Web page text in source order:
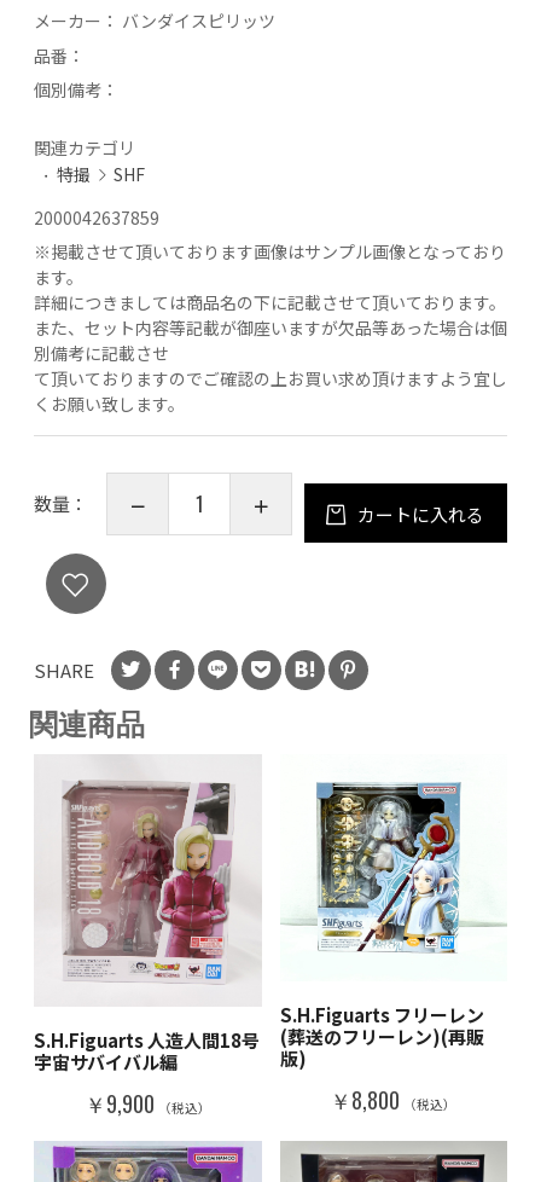
メーカー： バンダイスピリッツ
品番：
個別備考：
関連カテゴリ
特撮
SHF
2000042637859
※掲載させて頂いております画像はサンプル画像となっており
ます。
詳細につきましては商品名の下に記載させて頂いております。
また、セット内容等記載が御座いますが欠品等あった場合は個
別備考に記載させ
て頂いておりますのでご確認の上お買い求め頂けますよう宜し
くお願い致します。
数量： カートに入れる
SHARE
関連商品
S.H.Figuarts 人造人間18号
宇宙サバイバル編
￥9,900 （税込）
S.H.Figuarts フリーレン
(葬送のフリーレン)(再販
版)
￥8,800 （税込）